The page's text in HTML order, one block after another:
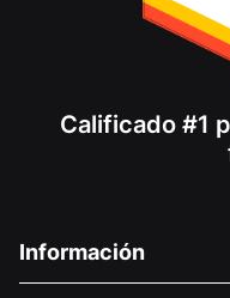
Calificado #1
Información